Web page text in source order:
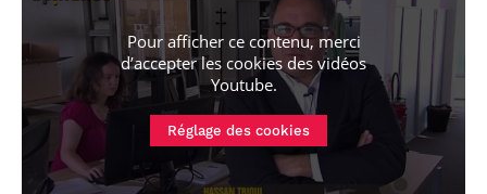
Pour afficher ce contenu, merci
d’accepter les cookies des vidéos
Youtube.
Réglage des cookies